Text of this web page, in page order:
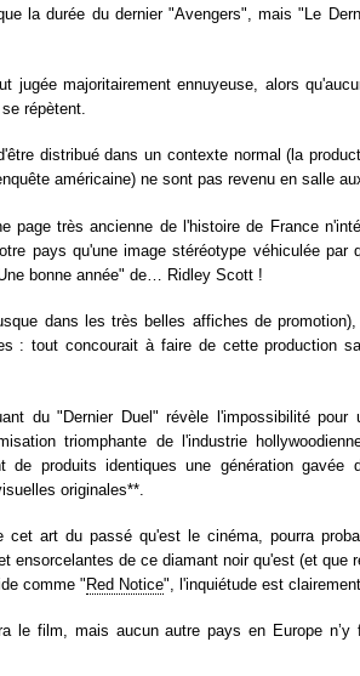
la durée du dernier "Avengers", mais "Le
jugée majoritairement ennuyeuse, alors
répètent.
distribué dans un contexte normal (la
américaine) ne sont pas revenu en salle
page très ancienne de l'histoire de France
pays qu'une image stéréotype véhiculée par
bonne année" de… Ridley Scott !
dans les très belles affiches de
: tout concourait à faire de cette production
du "Dernier Duel" révèle l'impossibilité
triomphante de l'industrie
de produits identiques une génération
originales**.
cet art du passé qu'est le cinéma, pourra
ensorcelantes de ce diamant noir qu'est (et que
comme " Red Notice", l'inquiétude est
le film, mais aucun autre pays en Europe